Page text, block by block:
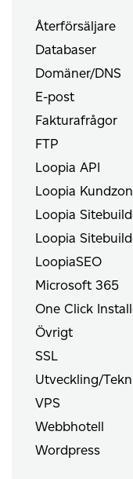
Återförsäljare
Databaser
Domäner/DNS
E-post
Fakturafrågor
FTP
Loopia API
Loopia Kundzon
Loopia
Loopia
LoopiaSEO
Microsoft 365
One Click
Övrigt
SSL
Utveckling/
VPS
Webbhotell
Wordpress